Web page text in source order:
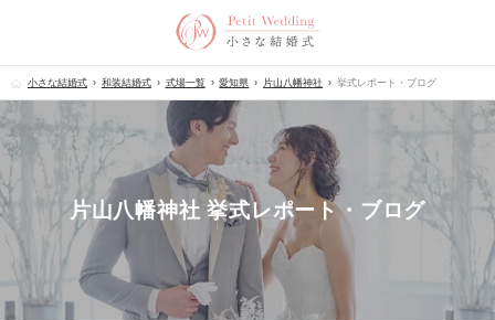
小さな結婚式 和装結婚式 式場一覧 愛知県 片山八幡神社 挙式レポート・ブログ
片山八幡神社 挙式レポート・ブログ